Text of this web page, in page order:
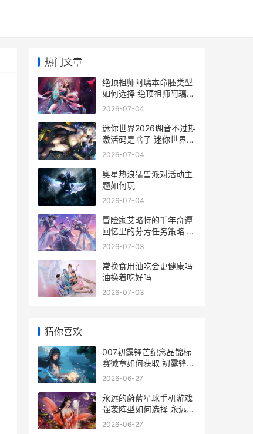
热门文章
绝顶祖师阿璃本命胚类型
如何选择 绝顶祖师阿璃本
名叫什么
2026-07-04
迷你世界2026瑚音不过期
激活码是啥子 迷你世界二
零二
2026-07-04
奥星热浪猛兽派对活动主
题如何玩
2026-07-04
冒险家艾略特的千年奇谭
回忆里的芬芳任务策略 冒
险家艾略特的千年物语结
2026-07-03
常换食用油吃会更健康吗
油换着吃好吗
2026-07-03
猜你喜欢
007初露锋芒纪念品锦标
赛徽章如何获取 初露锋芒
后面一句
2026-06-27
永远的蔚蓝星球手机游戏
强袭阵型如何选择 永远的
蔚蓝星球免费版
2026-06-27